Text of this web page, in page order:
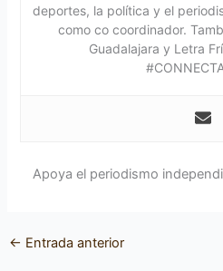
deportes, la política y el
como co coordinador.
Guadalajara y Letra
Apoya el periodismo
← Entrada anterior